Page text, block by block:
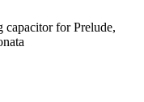
for Prelude,